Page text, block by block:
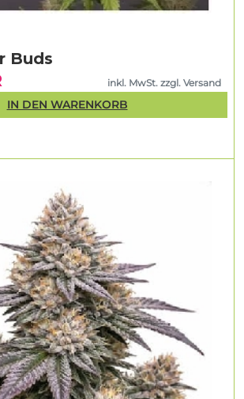
Buds
inkl. MwSt. zzgl. Versand
IN DEN WARENKORB